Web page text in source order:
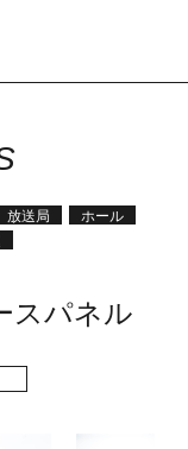
放送局
ホール
スパネル